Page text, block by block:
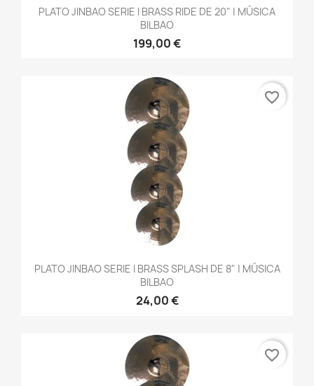
PLATO JINBAO SERIE I BRASS RIDE DE 20" | MÚSICA
BILBAO
199,00 €
PLATO JINBAO SERIE I BRASS SPLASH DE 8" | MÚSICA
BILBAO
24,00 €
favorite_border
favorite_border